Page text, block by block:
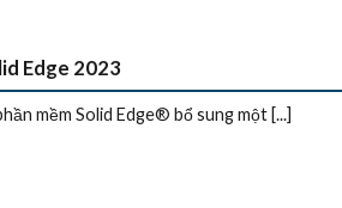
Edge 2023
mềm Solid Edge® bổ sung một [...]